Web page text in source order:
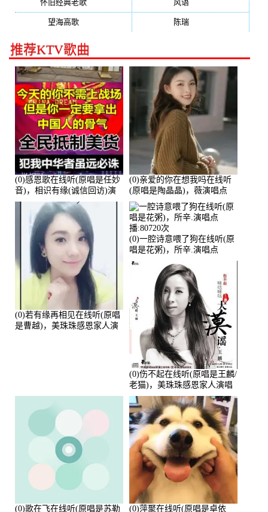
怀旧经典老歌 风语(132)
望海高歌 陈瑞(128)
推荐KTV歌曲
(0)感恩歌在线听(原唱是任妙
音)，相识有缘(诚信回访)演
唱点播:161288次
(0)亲爱的你在想我吗在线听
(原唱是陶晶晶)，薇演唱点
播:159722次
(0)若有缘再相见在线听(原唱
是曹越)，美珠珠感恩家人演
(0)一腔诗意喂了狗在线听(原
唱是花粥)，所辛.演唱点
播:80720次
(0)伤不起在线听(原唱是王麟/
老猫)，美珠珠感恩家人演唱
点播:80218次
(0)歌在飞在线听(原唱是苏勒
(0)萍聚在线听(原唱是卓依